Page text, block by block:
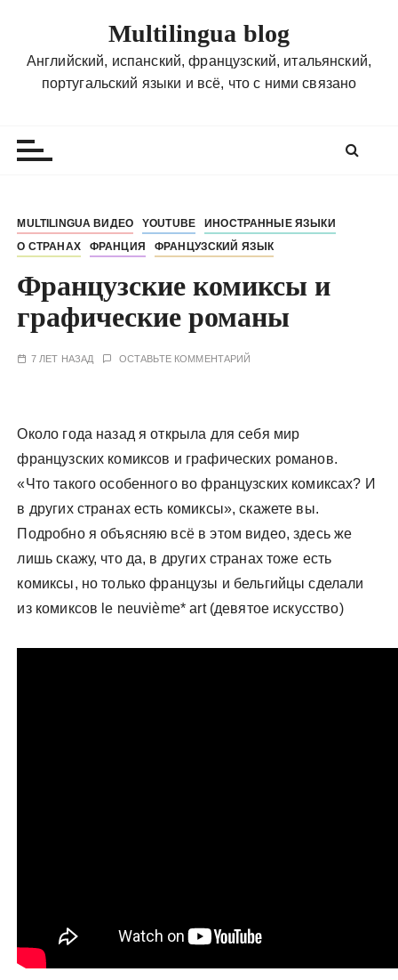
Multilingua blog
Английский, испанский, французский, итальянский,
португальский языки и всё, что с ними связано
MULTILINGUA ВИДЕО YOUTUBE
ИНОСТРАННЫЕ ЯЗЫКИ
О СТРАНАХ
ФРАНЦИЯ ФРАНЦУЗСКИЙ ЯЗЫК
Французские комиксы и
графические романы
7 ЛЕТ НАЗАД ОСТАВЬТЕ КОММЕНТАРИЙ
Около года назад я открыла для себя мир
французских комиксов и графических романов.
«Что такого особенного во французских комиксах? И
в других странах есть комиксы», скажете вы.
Подробно я объясняю всё в этом видео, здесь же
лишь скажу, что да, в других странах тоже есть
комиксы, но только французы и бельгийцы сделали
из комиксов le neuvième* art (девятое искусство)